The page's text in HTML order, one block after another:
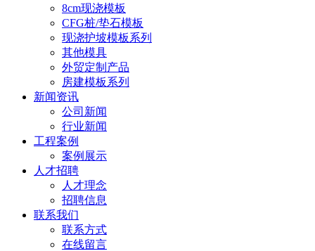
8cm现浇模板
CFG桩/垫石模板
现浇护坡模板系列
其他模具
外贸定制产品
房建模板系列
新闻资讯
公司新闻
行业新闻
工程案例
案例展示
人才招聘
人才理念
招聘信息
联系我们
联系方式
在线留言